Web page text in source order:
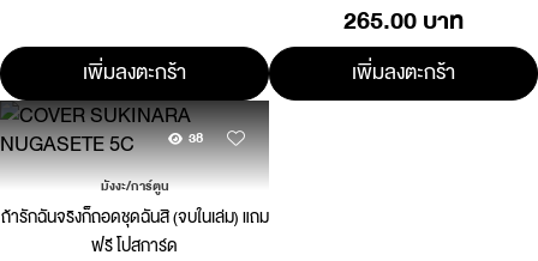
เพิ่มลงตะกร้า
265.00 บาท
เพิ่มลงตะกร้า
38
มังงะ/การ์ตูน
ถ้ารักฉันจริงก็ถอดชุดฉันสิ (จบในเล่ม) แถม
ฟรี โปสการ์ด